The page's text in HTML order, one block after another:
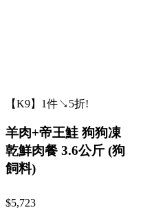
【K9】1件↘5折!
羊肉+帝王鮭 狗狗凍
乾鮮肉餐 3.6公斤 (狗
飼料)
$5,723